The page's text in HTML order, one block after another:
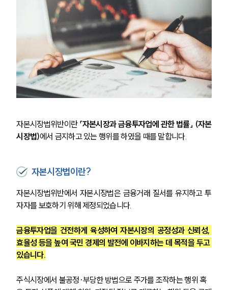
자본시장법위반이란 「자본시장과 금융투자업에 관한 법률」 (자본
시장법)에서 금지하고 있는 행위를 하였을 때를 말합니다.
자본시장법이란?
자본시장법위반에서 자본시장법은 금융거래 질서를 유지하고 투
자자를 보호하기 위해 제정되었습니다.
금융투자업을 건전하게 육성하여 자본시장의 공정성과 신뢰성,
효율성 등을 높여 국민 경제의 발전에 이바지하는 데 목적을 두고
있습니다.
주식시장에서 불공정·부당한 방법으로 주가를 조작하는 행위 혹